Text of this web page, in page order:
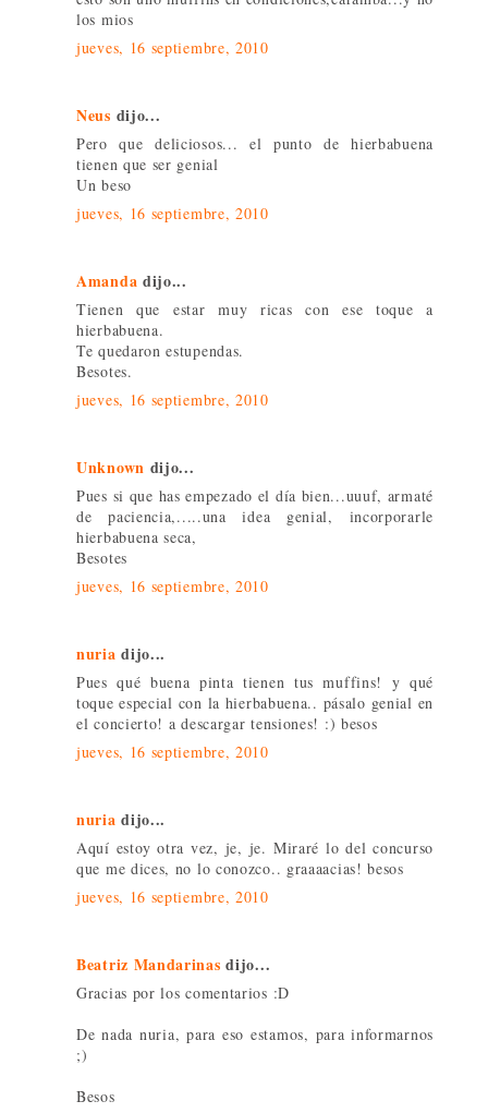
los mios
jueves, 16 septiembre, 2010
Neus dijo...
Pero que deliciosos... el punto de hierbabuena
tienen que ser genial
Un beso
jueves, 16 septiembre, 2010
Amanda dijo...
Tienen que estar muy ricas con ese toque a
hierbabuena.
Te quedaron estupendas.
Besotes.
jueves, 16 septiembre, 2010
Unknown dijo...
Pues si que has empezado el día bien...uuuf, armaté
de paciencia,.....una idea genial, incorporarle
hierbabuena seca,
Besotes
jueves, 16 septiembre, 2010
nuria dijo...
Pues qué buena pinta tienen tus muffins! y qué
toque especial con la hierbabuena.. pásalo genial en
el concierto! a descargar tensiones! :) besos
jueves, 16 septiembre, 2010
nuria dijo...
Aquí estoy otra vez, je, je. Miraré lo del concurso
que me dices, no lo conozco.. graaaacias! besos
jueves, 16 septiembre, 2010
Beatriz Mandarinas dijo...
Gracias por los comentarios :D
De nada nuria, para eso estamos, para informarnos
;)
Besos